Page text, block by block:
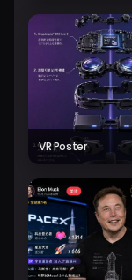
VR Poster